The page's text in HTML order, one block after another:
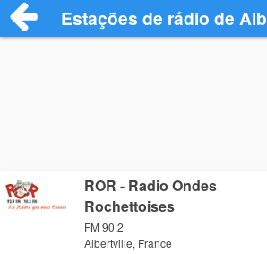
Estações de rádio de
ROR - Radio Ondes
Rochettoises
FM 90.2
Albertville, France